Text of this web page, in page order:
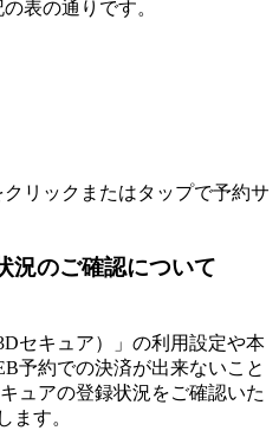
表の通りです。
クリックまたはタップで予約サ
況のご確認について
セキュア）」の利用設定や本
予約での決済が出来ないこと
ュアの登録状況をご確認いた
ます。